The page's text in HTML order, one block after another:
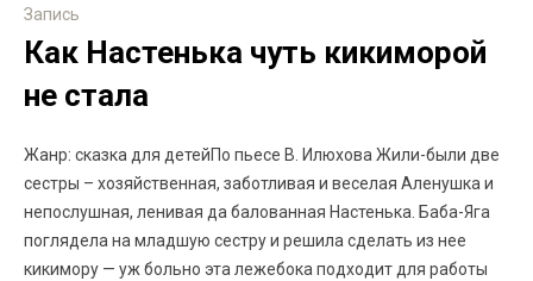
Запись
Как Настенька чуть кикиморой
не стала
Жанр: сказка для детейПо пьесе В. Илюхова Жили-были две
сестры – хозяйственная, заботливая и веселая Аленушка и
непослушная, ленивая да балованная Настенька. Баба-Яга
поглядела на младшую сестру и решила сделать из нее
кикимору — уж больно эта лежебока подходит для работы